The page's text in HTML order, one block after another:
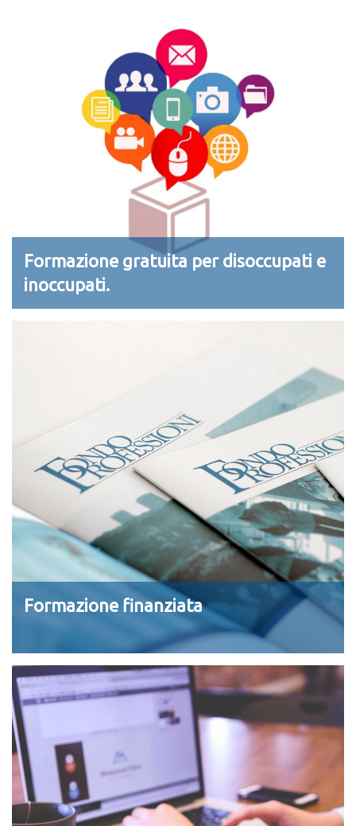
Formazione gratuita per disoccupati e
inoccupati.
Formazione finanziata